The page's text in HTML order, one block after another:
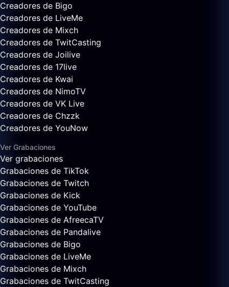
Creadores de Bigo
Creadores de LiveMe
Creadores de Mixch
Creadores de TwitCasting
Creadores de Joilive
Creadores de 17live
Creadores de Kwai
Creadores de NimoTV
Creadores de VK Live
Creadores de Chzzk
Creadores de YouNow
Ver Grabaciones
Ver grabaciones
Grabaciones de TikTok
Grabaciones de Twitch
Grabaciones de Kick
Grabaciones de YouTube
Grabaciones de AfreecaTV
Grabaciones de Pandalive
Grabaciones de Bigo
Grabaciones de LiveMe
Grabaciones de Mixch
Grabaciones de TwitCasting